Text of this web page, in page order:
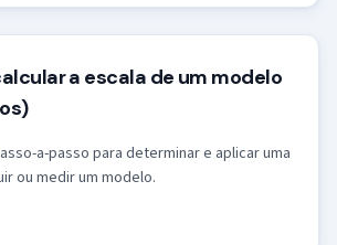
a escala de um modelo
a-passo para determinar e aplicar uma
ou medir um modelo.